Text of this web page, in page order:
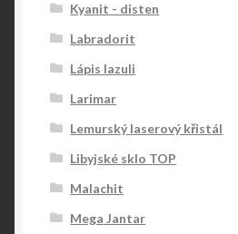
Kyanit - disten
Labradorit
Lápis lazuli
Larimar
Lemurský laserový křistál
Libyjské sklo TOP
Malachit
Mega Jantar